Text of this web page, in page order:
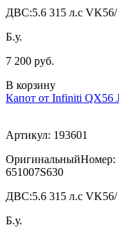
ДВС:5.6 315 л.с
Б.у.
7 200 руб.
В корзину
Капот от Infiniti QX56
Артикул: 193601
ОригинальныйНомер:
651007S630
ДВС:5.6 315 л.с
Б.у.